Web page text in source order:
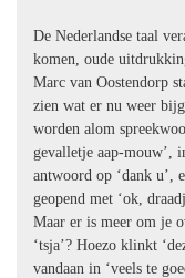
De Nederlandse taal
komen, oude
Marc van Oostendorp
zien wat er nu weer
worden alom
gevalletje aap-mouw’,
antwoord op ‘dank u’,
geopend met ‘ok,
Maar er is meer om je
‘tsja’? Hoezo klinkt
vandaan in ‘veels te